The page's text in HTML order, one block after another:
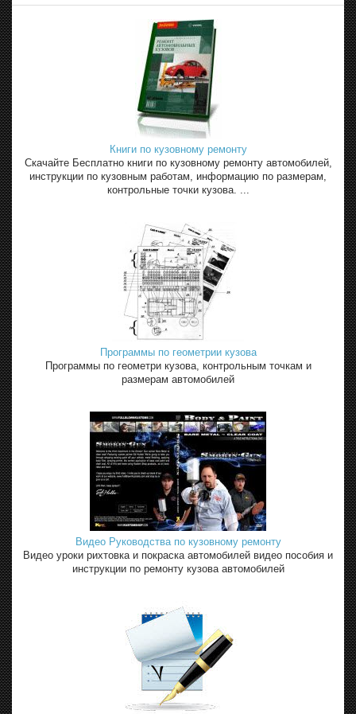
Книги по кузовному ремонту
Скачайте Бесплатно книги по кузовному ремонту автомобилей,
инструкции по кузовным работам, информацию по размерам,
контрольные точки кузова. ...
Программы по геометрии кузова
Программы по геометри кузова, контрольным точкам и
размерам автомобилей
Видео Руководства по кузовному ремонту
Видео уроки рихтовка и покраска автомобилей видео пособия и
инструкции по ремонту кузова автомобилей